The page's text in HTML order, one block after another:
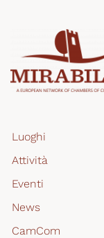
Luoghi
Attività
Eventi
News
CamCom